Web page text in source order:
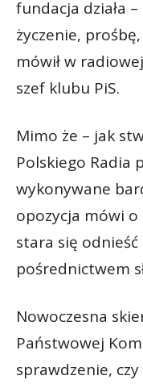
fundacja działa
życzenie,
mówił w
szef klubu PiS.
Mimo że – jak
Polskiego Radia
wykonywane
opozycja mówi
stara się
pośrednictwem
Nowoczesna
Państwowej
sprawdzenie,